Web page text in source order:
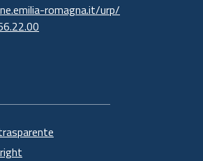
romagna.it/urp/